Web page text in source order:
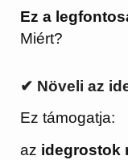
Ez a
Miért?
✔ Növeli az
Ez támogatja:
az idegrostok